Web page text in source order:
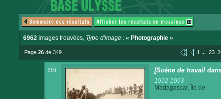
6962 images trouvées, Type d'image : « Photographie »
Page 26 de 349 1 ... 23
501 [Scène de travail
1902-1903
Madagascar, Île de